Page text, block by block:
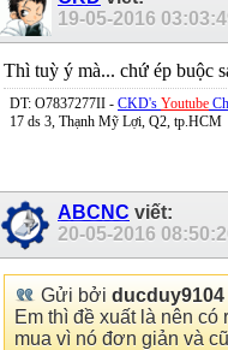
19-05-2016
Thì tuỳ ý mà... chứ ép buộc
DT: O7837277II - CKD's Youtube
17 ds 3, Thạnh Mỹ Lợi, Q2, tp.HCM
ABCNC viết:
20-05-2016
Gửi bởi ducduy9104
Em thì đề xuất là nên
mua vì nó đơn giản và